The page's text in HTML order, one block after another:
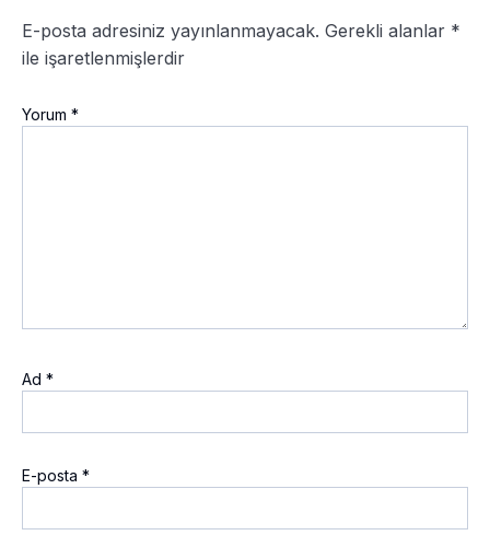
E-posta adresiniz yayınlanmayacak. Gerekli alanlar *
ile işaretlenmişlerdir
Yorum *
Ad *
E-posta *